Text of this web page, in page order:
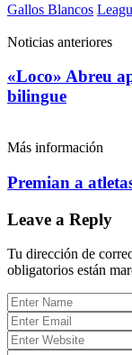
Gallos Blancos
Noticias anteriores
«Loco» Abreu
bilingue
Más información
Premian a
Leave a Reply
Tu dirección de
obligatorios están